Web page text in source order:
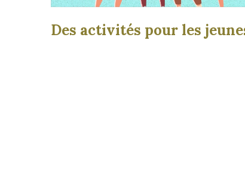
Des activités pour les